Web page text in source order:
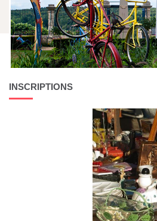
INSCRIPTIONS